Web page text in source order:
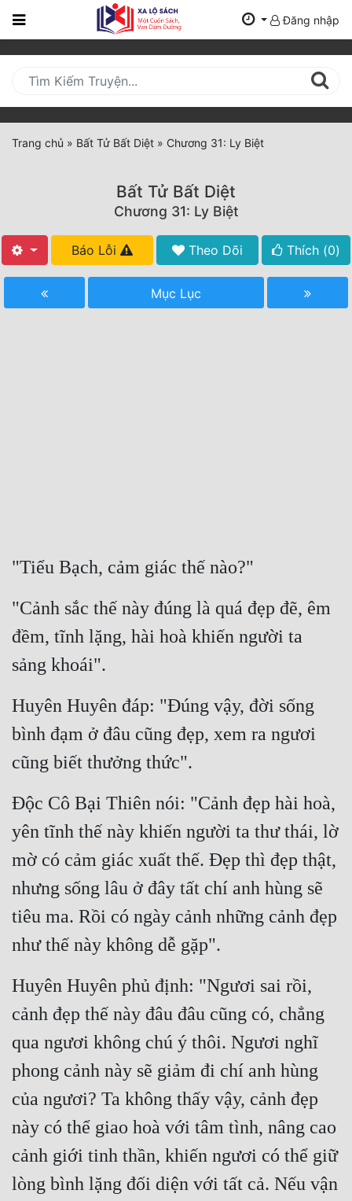
Trang
Mới
Cập
Nhật
(current)
Tất Cả
Xa Lộ Dịch
Cổ Đại
Dị Giới
Dị Năng
Góc Nhìn Nữ
Huyền Nghi
Hài Hước
Hệ Thống
Học Đường
Khoa Huyễn
Khoa Huyễn Không Gian
Đăng nhập
Trang chủ » Bất Tử Bất Diệt » Chương 31: Ly Biệt
Bất Tử Bất Diệt
Chương 31: Ly Biệt
Báo Lỗi Theo Dõi Thích (0)
Mục Lục
"Tiểu Bạch, cảm giác thế nào?"
"Cảnh sắc thế này đúng là quá đẹp đẽ, êm
đềm, tĩnh lặng, hài hoà khiến người ta
sảng khoái".
Huyên Huyên đáp: "Đúng vậy, đời sống
bình đạm ở đâu cũng đẹp, xem ra ngươi
cũng biết thưởng thức".
Độc Cô Bại Thiên nói: "Cảnh đẹp hài hoà,
yên tĩnh thế này khiến người ta thư thái, lờ
mờ có cảm giác xuất thế. Đẹp thì đẹp thật,
nhưng sống lâu ở đây tất chí anh hùng sẽ
tiêu ma. Rồi có ngày cảnh những cảnh đẹp
như thế này không dễ gặp".
Huyên Huyên phủ định: "Ngươi sai rồi,
cảnh đẹp thế này đâu đâu cũng có, chẳng
qua ngươi không chú ý thôi. Ngươi nghĩ
phong cảnh này sẽ giảm đi chí anh hùng
của ngươi? Ta không thấy vậy, cảnh đẹp
này có thể giao hoà với tâm tình, nâng cao
cảnh giới tinh thần, khiến ngươi có thể giữ
lòng bình lặng đối diện với tất cả. Nếu vận